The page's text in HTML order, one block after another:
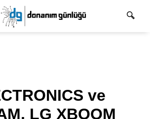
ve
LG XBOOM